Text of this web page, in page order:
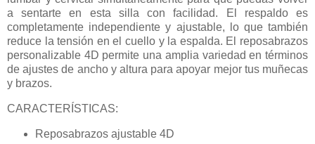
a sentarte en esta silla con facilidad. El respaldo es
completamente independiente y ajustable, lo que también
reduce la tensión en el cuello y la espalda. El reposabrazos
personalizable 4D permite una amplia variedad en términos
de ajustes de ancho y altura para apoyar mejor tus muñecas
y brazos.
CARACTERÍSTICAS:
Reposabrazos ajustable 4D